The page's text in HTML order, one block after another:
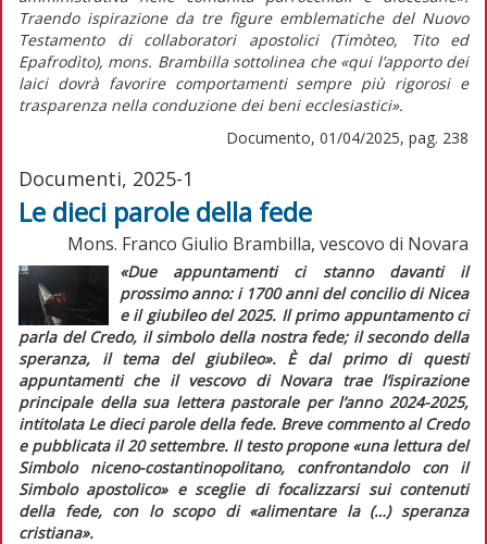
Traendo ispirazione da tre figure emblematiche del Nuovo
Testamento di collaboratori apostolici (Timòteo, Tito ed
Epafrodìto), mons. Brambilla sottolinea che «qui l’apporto dei
laici dovrà favorire comportamenti sempre più rigorosi e
trasparenza nella conduzione dei beni ecclesiastici».
Documento, 01/04/2025, pag. 238
Documenti, 2025-1
Le dieci parole della fede
Mons. Franco Giulio Brambilla, vescovo di Novara
«Due appuntamenti ci stanno davanti il
prossimo anno: i 1700 anni del concilio di Nicea
e il giubileo del 2025. Il primo appuntamento ci
parla del Credo, il simbolo della nostra fede; il secondo della
speranza, il tema del giubileo». È dal primo di questi
appuntamenti che il vescovo di Novara trae l’ispirazione
principale della sua lettera pastorale per l’anno 2024-2025,
intitolata Le dieci parole della fede. Breve commento al Credo
e pubblicata il 20 settembre. Il testo propone «una lettura del
Simbolo niceno-costantinopolitano, confrontandolo con il
Simbolo apostolico» e sceglie di focalizzarsi sui contenuti
della fede, con lo scopo di «alimentare la (…) speranza
cristiana».